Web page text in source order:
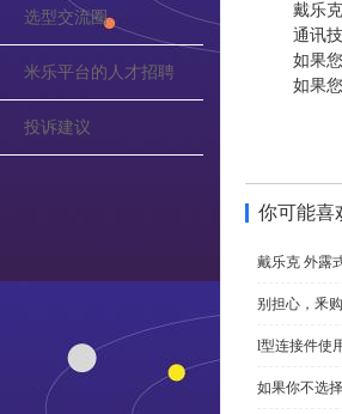
选型交流圈
米乐平台的人才招聘
投诉建议
戴乐
通讯
如果
如果
你可能喜
戴乐克 外露
别担心，釆
l型连接件使
如果你不选